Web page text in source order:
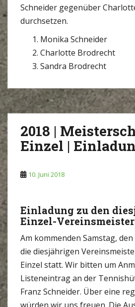
Schneider gegenüber
durchsetzen.
Monika Schneider
Charlotte Brodrecht
Sandra Brodrecht
2018 |
Einzel |
10. Juni 2018
Einladung zu den
Einzel-
Am kommenden Samstag, den
die diesjährigen
Einzel statt. Wir bitten um
Listeneintrag an der
Franz Schneider. Über eine
würden wir uns freuen. Die